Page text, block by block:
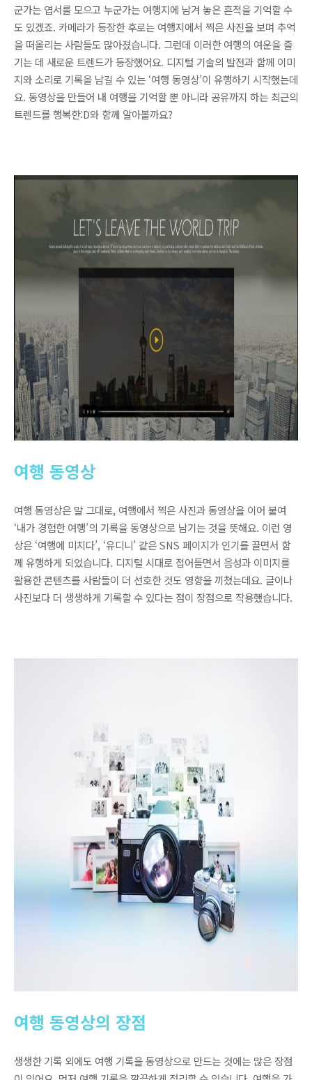
군가는 엽서를 모으고 누군가는 여행지에 남겨 놓은 흔적을 기억할 수
도 있겠죠. 카메라가 등장한 후로는 여행지에서 찍은 사진을 보며 추억
을 떠올리는 사람들도 많아졌습니다. 그런데 이러한 여행의 여운을 즐
기는 데 새로운 트렌드가 등장했어요. 디지털 기술의 발전과 함께 이미
지와 소리로 기록을 남길 수 있는 ‘여행 동영상’이 유행하기 시작했는데
요. 동영상을 만들어 내 여행을 기억할 뿐 아니라 공유까지 하는 최근의
트렌드를 행복한:D와 함께 알아볼까요?
여행 동영상
여행 동영상은 말 그대로, 여행에서 찍은 사진과 동영상을 이어 붙여
‘내가 경험한 여행’의 기록을 동영상으로 남기는 것을 뜻해요. 이런 영
상은 ‘여행에 미치다’, ‘유디니’ 같은 SNS 페이지가 인기를 끌면서 함
께 유행하게 되었습니다. 디지털 시대로 접어들면서 음성과 이미지를
활용한 콘텐츠를 사람들이 더 선호한 것도 영향을 끼쳤는데요. 글이나
사진보다 더 생생하게 기록할 수 있다는 점이 장점으로 작용했습니다.
여행 동영상의 장점
생생한 기록 외에도 여행 기록을 동영상으로 만드는 것에는 많은 장점